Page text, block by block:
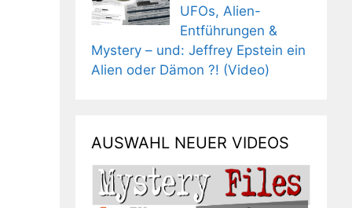
UFOs, Alien-
Entführungen &
Mystery – und: Jeffrey Epstein ein
Alien oder Dämon ?! (Video)
AUSWAHL NEUER VIDEOS